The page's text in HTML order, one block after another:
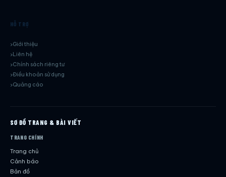
HỖ TRỢ
Giới thiệu
Liên hệ
Chính sách riêng tư
Điều khoản sử dụng
Quảng cáo
SƠ ĐỒ TRANG & BÀI VIẾT
TRANG CHÍNH
Trang chủ
Cảnh báo
Bản đồ